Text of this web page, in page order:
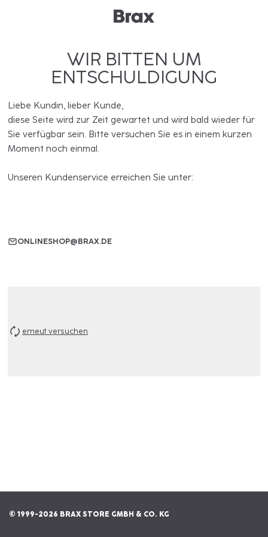
WIR BITTEN UM
ENTSCHULDIGUNG
Liebe Kundin, lieber Kunde,
diese Seite wird zur Zeit gewartet und wird bald wieder für
Sie verfügbar sein. Bitte versuchen Sie es in einem kurzen
Moment noch einmal.
Unseren Kundenservice erreichen Sie unter:
ONLINESHOP@BRAX.DE
erneut versuchen
© 1999-2026 BRAX STORE GMBH & CO. KG